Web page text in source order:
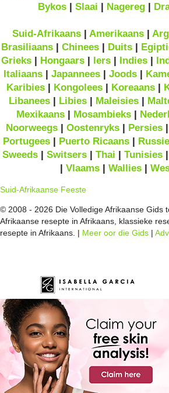
Bykos| Slaai Nagereg|
Suid-Afrikaans Amerikaans
Brasiliaans
Chinees Duits
Grieks
Hongaars Iers Indies
Italiaans
Japannees Joods
Karibies
Kongolees Koreaans
Libanees| Libies| Maleisies|
Mexikaans| Mosambieks|
Noorweegs
Oostenryks Persies
Portugees
Puerto Ricaans
Sweeds| Switsers| Thai Tunisies|
Vlaams| Wallies|
Suid-Afrikaanse Feeste
© 2008 - 2026 Die Volledige Afrikaanse Gids
Afrikaanse resepte in Afrikaans, klassieke
resepte in Afrikaans. | Meer oor die Gids |